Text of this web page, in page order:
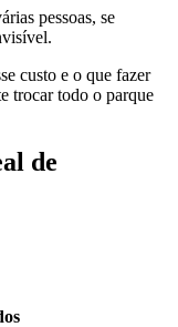
pessoas, se
custo e o que fazer
trocar todo o parque
de